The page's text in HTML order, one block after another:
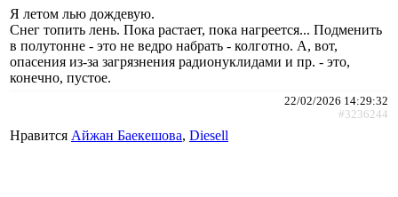
Я летом лью дождевую.
Снег топить лень. Пока растает, пока нагреется... Подменить
в полутонне - это не ведро набрать - колготно. А, вот,
опасения из-за загрязнения радионуклидами и пр. - это,
конечно, пустое.
22/02/2026 14:29:32
#3236244
Нравится Айжан Баекешова, Diesell